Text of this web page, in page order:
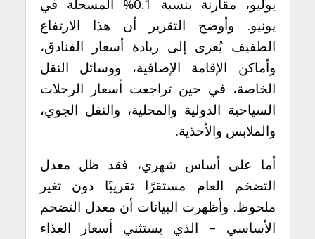
يوليو، مقارنة بنسبة 0.1% المسجلة في
يونيو. وأوضح التقرير أن هذا الارتفاع
الطفيف يُعزى إلى زيادة أسعار الفنادق،
وأماكن الإقامة الإضافية، ووسائل النقل
الخاصة، في حين تراجعت أسعار الرحلات
السياحية الدولية والمحلية، والنقل الجوي،
والملابس والأحذية.
أما على أساس شهري، فقد ظل معدل
التضخم العام مستقرًا تقريبًا دون تغير
ملحوظ. وأظهرت البيانات أن معدل التضخم
الأساسي – الذي يستثني أسعار الغذاء